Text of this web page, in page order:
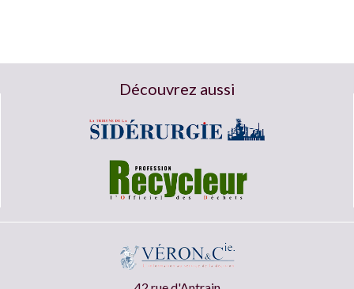
Découvrez aussi